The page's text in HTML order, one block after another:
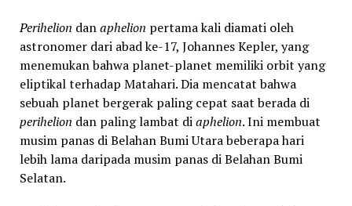
Perihelion danaphelion pertama kali diamati oleh
astronomer dari abad ke-17, Johannes Kepler, yang
menemukan bahwa planet-planet memiliki orbit yang
eliptikal terhadap Matahari. Dia mencatat bahwa
sebuah planet bergerak paling cepat saat berada di
perihelion dan paling lambat diaphelion. Ini membuat
musim panas di Belahan Bumi Utara beberapa hari
lebih lama daripada musim panas di Belahan Bumi
Selatan.